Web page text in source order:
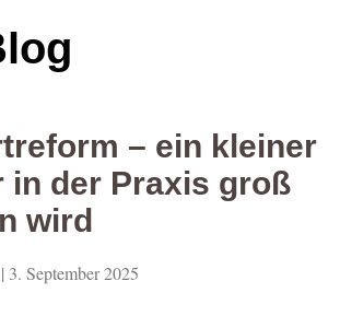
– ein kleiner
in der Praxis groß
wird
| 3. September 2025